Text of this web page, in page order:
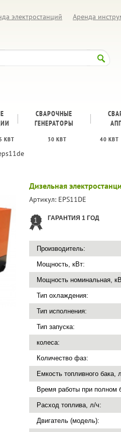
электростанций Аренда
КВТ 30 КВТ 40 КВТ
СВАРОЧНЫЕ
ГЕНЕРАТОРЫ
Дизельная
Артикул: EPS11DE
1 ГАРАНТИЯ 1 ГОД
Производитель:
Мощность, кВт:
Мощность номинальная,
Тип охлаждения:
Тип исполнения:
Тип запуска:
колеса:
Количество фаз:
Емкость топливного бака,
Время работы при полном
Расход топлива, л/ч:
Двигатель (модель):